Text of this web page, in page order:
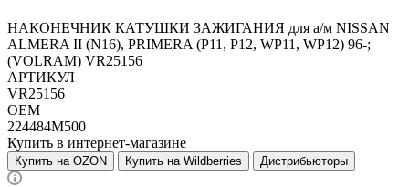
НАКОНЕЧНИК КАТУШКИ ЗАЖИГАНИЯ для а/м NISSAN
ALMERA II (N16), PRIMERA (P11, P12, WP11, WP12) 96-;
(VOLRAM) VR25156
АРТИКУЛ
VR25156
OEM
224484M500
Купить в интернет-магазине
Купить на OZON Купить на Wildberries Дистрибьюторы